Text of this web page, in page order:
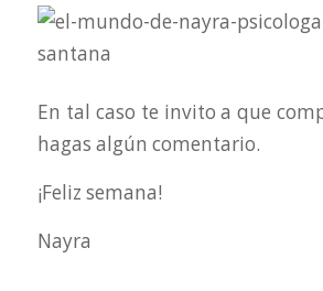
En tal caso te invito a que
hagas algún comentario.
¡Feliz semana!
Nayra